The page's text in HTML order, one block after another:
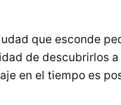
que esconde
de descubrirlos
en el tiempo es